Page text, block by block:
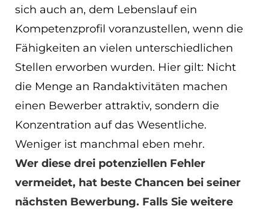
sich auch an, dem Lebenslauf ein
Kompetenzprofil voranzustellen, wenn die
Fähigkeiten an vielen unterschiedlichen
Stellen erworben wurden. Hier gilt: Nicht
die Menge an Randaktivitäten machen
einen Bewerber attraktiv, sondern die
Konzentration auf das Wesentliche.
Weniger ist manchmal eben mehr.
Wer diese drei potenziellen Fehler
vermeidet, hat beste Chancen bei seiner
nächsten Bewerbung. Falls Sie weitere